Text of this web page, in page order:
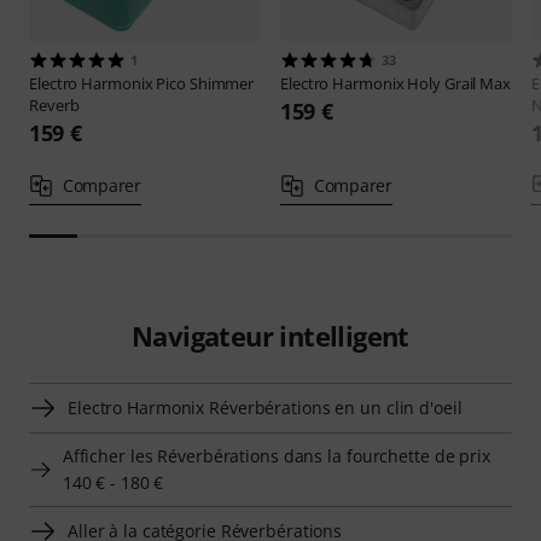
1
Electro Harmonix Pico Shimmer
Reverb
159 €
Comparer
33
Electro Harmonix Holy Grail Max
159 €
Comparer
Navigateur intelligent
Electro Harmonix Réverbérations en un clin d'oeil
Afficher les Réverbérations dans la fourchette de prix
140 € - 180 €
Aller à la catégorie Réverbérations